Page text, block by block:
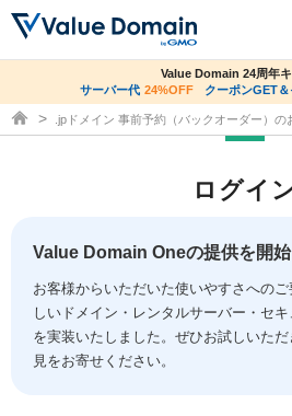
ドメイントップ
ドメイン移管
ドメイン価格一覧
ドメイン一括検索
コアサーバー
バリューサーバー
XREA
セキュリティトップ
Value Domain ネットde診断
SSL証明書
サービストップ
お得意様割引
co.jpドメイン✕コアサーバーV2ビジ
サーバー料金1年間無料
Value Domain 24周年
サーバー代 24%OFF クーポンGET＆
ドメイン取得ならバリュードメイン
.jpドメイン 事前予約（バックオーダー）の
ログイ
Value Domain Oneの提供を開始
お客様からいただいた使いやすさへの
しいドメイン・レンタルサーバー・セ
を実装いたしました。ぜひお試しいた
見をお寄せください。